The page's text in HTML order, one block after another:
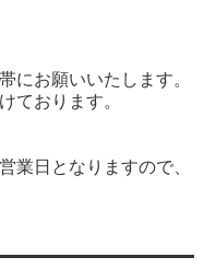
にお願いいたします。
ております。
業日となりますので、